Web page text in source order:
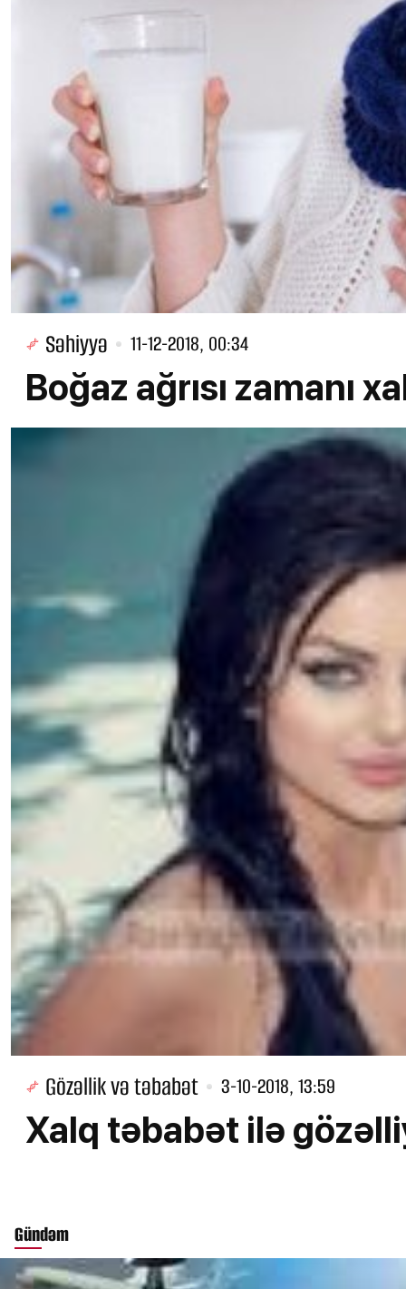
Səhiyyə 11-12-2018, 00:34
Boğaz ağrısı zamanı
Gözəllik və təbabət 3-10-2018, 13:59
Xalq təbabət ilə
Gündəm